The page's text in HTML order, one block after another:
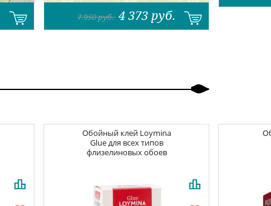
7 950руб. 4 373 руб.
Обойный клей Loymina
Glue для всех типов
флизелиновых обоев